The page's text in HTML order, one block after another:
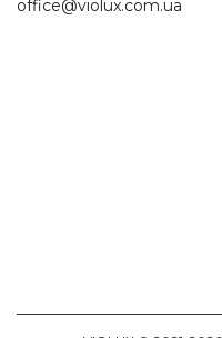
office@violux.com.ua